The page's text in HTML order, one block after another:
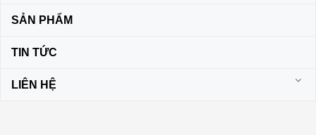
SẢN PHẨM
TIN TỨC
LIÊN HỆ